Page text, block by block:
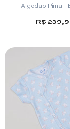
Algodão Pima -
R$